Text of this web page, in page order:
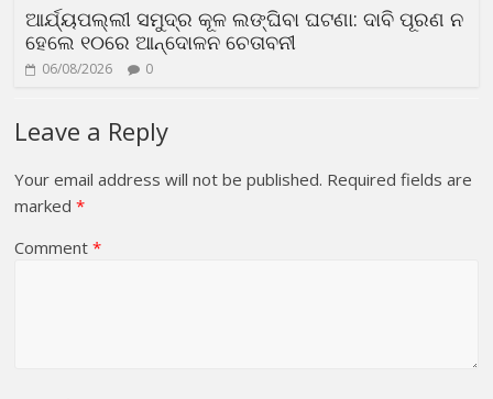
ଆର୍ଯ୍ୟପଲ୍ଲୀ ସମୁଦ୍ର କୂଳ ଲଙ୍ଘିବା ଘଟଣା: ଦାବି ପୂରଣ ନ
ହେଲେ ୧୦ରେ ଆନ୍ଦୋଳନ ଚେତାବନୀ
06/08/2026 0
Leave a Reply
Your email address will not be published. Required fields are
marked*
Comment*